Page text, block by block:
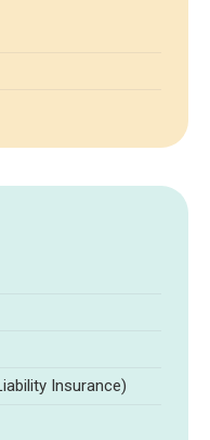
Insurance)